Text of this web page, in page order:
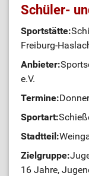
Schüler-
Sportstätte:
Freiburg-
Anbieter:
e.V.
Termine:
Sportart:
Stadtteil:
Zielgruppe:
16 Jahre,